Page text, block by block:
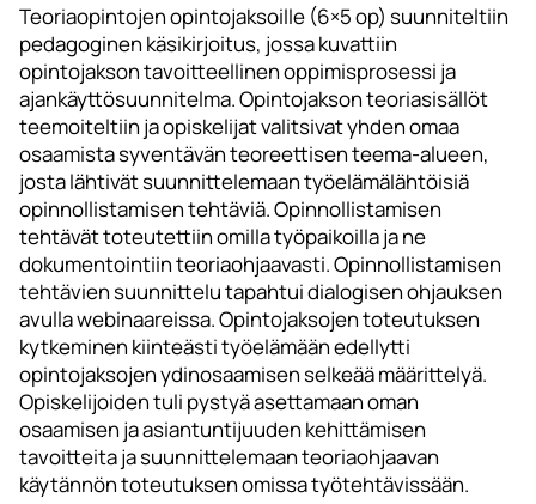
Teoriaopintojen opintojaksoille (6×5 op) suunniteltiin
pedagoginen käsikirjoitus, jossa kuvattiin
opintojakson tavoitteellinen oppimisprosessi ja
ajankäyttösuunnitelma. Opintojakson teoriasisällöt
teemoiteltiin ja opiskelijat valitsivat yhden omaa
osaamista syventävän teoreettisen teema-alueen,
josta lähtivät suunnittelemaan työelämälähtöisiä
opinnollistamisen tehtäviä. Opinnollistamisen
tehtävät toteutettiin omilla työpaikoilla ja ne
dokumentointiin teoriaohjaavasti. Opinnollistamisen
tehtävien suunnittelu tapahtui dialogisen ohjauksen
avulla webinaareissa. Opintojaksojen toteutuksen
kytkeminen kiinteästi työelämään edellytti
opintojaksojen ydinosaamisen selkeää määrittelyä.
Opiskelijoiden tuli pystyä asettamaan oman
osaamisen ja asiantuntijuuden kehittämisen
tavoitteita ja suunnittelemaan teoriaohjaavan
käytännön toteutuksen omissa työtehtävissään.